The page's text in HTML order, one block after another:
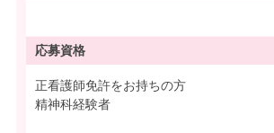
応募資格
正看護師免許をお持ちの方
精神科経験者